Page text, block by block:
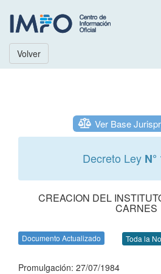
Volver
Ver Base
Decreto Ley
CREACION DEL
CARNES
Documento Actualizado Toda la
Promulgación: 27/07/1984